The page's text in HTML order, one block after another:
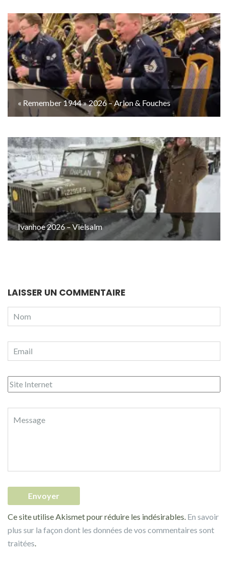
« Remember 1944 » 2026 – Arlon & Fouches
Ivanhoe 2026 – Vielsalm
LAISSER UN COMMENTAIRE
Ce site utilise Akismet pour réduire les indésirables. En savoir
plus sur la façon dont les données de vos commentaires sont
traitées